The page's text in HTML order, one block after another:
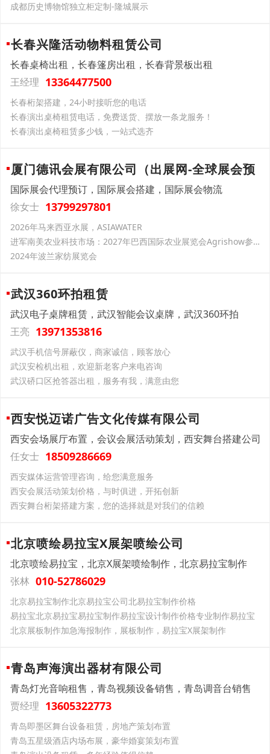
成都历史博物馆独立柜定制-隆城展示
长春兴隆活动物料租赁公司
长春桌椅出租，长春篷房出租，长春背景板出租
王经理 13364477500
长春桁架搭建，24小时接听您的电话
长春演出桌椅租赁电话，免费送货、摆放一条龙服务！
长春演出桌椅租赁多少钱，一站式选齐
厦门德讯会展有限公司（出展网-全球展会预
国际展会代理预订，国际展会搭建，国际展会物流
徐女士 13799297801
2026年马来西亚水展，ASIAWATER
进军南美农业科技市场：2027年巴西国际农业展览会Agrishow参展推荐
2024年波兰家纺展览会
武汉360环拍租赁
武汉电子桌牌租赁，武汉智能会议桌牌，武汉360环拍
王亮 13971353816
武汉手机信号屏蔽仪，商家诚信，顾客放心
武汉安检机出租，欢迎新老客户来电咨询
武汉硚口区抢答器出租，服务有我，满意由您
西安悦迈诺广告文化传媒有限公司
西安会场展厅布置，会议会展活动策划，西安舞台搭建公司
任女士 18509286669
西安媒体运营管理咨询，给您满意服务
西安会展活动策划价格，与时俱进，开拓创新
西安舞台桁架搭建方案，您的选择就是对我们的信赖
北京喷绘易拉宝X展架喷绘公司
北京喷绘易拉宝，北京X展架喷绘制作，北京易拉宝制作
张林 010-52786029
北京易拉宝制作北京易拉宝公司北易拉宝制作价格
易拉宝北京易拉宝易拉宝制作易拉宝设计制作价格专业制作易拉宝
北京展板制作加急海报制作，展板制作，易拉宝X展架制作
青岛声海演出器材有限公司
青岛灯光音响租售，青岛视频设备销售，青岛调音台销售
贾经理 13605322773
青岛即墨区舞台设备租赁，房地产策划布置
青岛五星级酒店内场布展，豪华婚宴策划布置